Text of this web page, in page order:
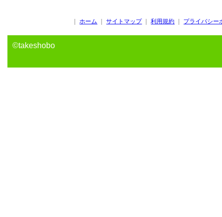
｜ホーム ｜サイトマップ ｜利用規約 プライバシー
©takeshobo